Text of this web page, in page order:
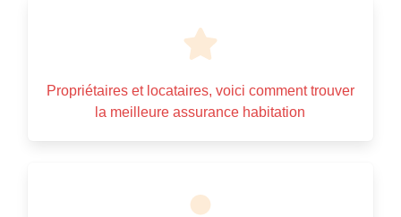
Propriétaires et locataires, voici comment trouver
la meilleure assurance habitation